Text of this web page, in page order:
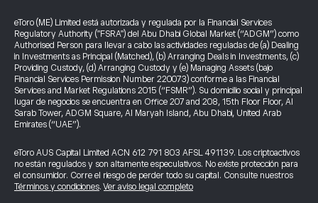
eToro (ME) Limited está autorizada y regulada por la Financial Services
Regulatory Authority ("FSRA") del Abu Dhabi Global Market (“ADGM”) como
Authorised Person para llevar a cabo las actividades reguladas de (a) Dealing
in Investments as Principal (Matched), (b) Arranging Deals in Investments, (c)
Providing Custody, (d) Arranging Custody y (e) Managing Assets (bajo
Financial Services Permission Number 220073) conforme a las Financial
Services and Market Regulations 2015 (“FSMR”). Su domicilio social y principal
lugar de negocios se encuentra en Office 207 and 208, 15th Floor Floor, Al
Sarab Tower, ADGM Square, Al Maryah Island, Abu Dhabi, United Arab
Emirates (“UAE”).
eToro AUS Capital Limited ACN 612 791 803 AFSL 491139. Los criptoactivos
no están regulados y son altamente especulativos. No existe protección para
el consumidor. Corre el riesgo de perder todo su capital. Consulte nuestros
Términos y condiciones.Ver aviso legal completo